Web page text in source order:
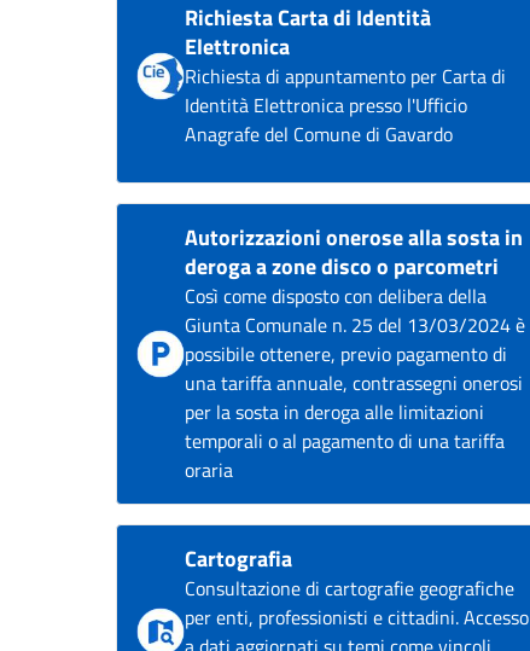
Richiesta Carta di Identità
Elettronica
Richiesta di appuntamento per Carta di
Identità Elettronica presso l'Ufficio
Anagrafe del Comune di Gavardo
Autorizzazioni onerose alla sosta in
deroga a zone disco o parcometri
Così come disposto con delibera della
Giunta Comunale n. 25 del 13/03/2024 è
possibile ottenere, previo pagamento di
una tariffa annuale, contrassegni onerosi
per la sosta in deroga alle limitazioni
temporali o al pagamento di una tariffa
oraria
Cartografia
Consultazione di cartografie geografiche
per enti, professionisti e cittadini. Accesso